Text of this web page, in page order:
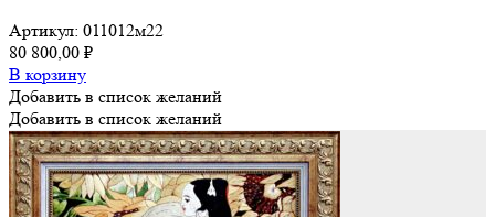
Артикул: 011012м22
80 800,00 ₽
В корзину
Добавить в список желаний
Добавить в список желаний